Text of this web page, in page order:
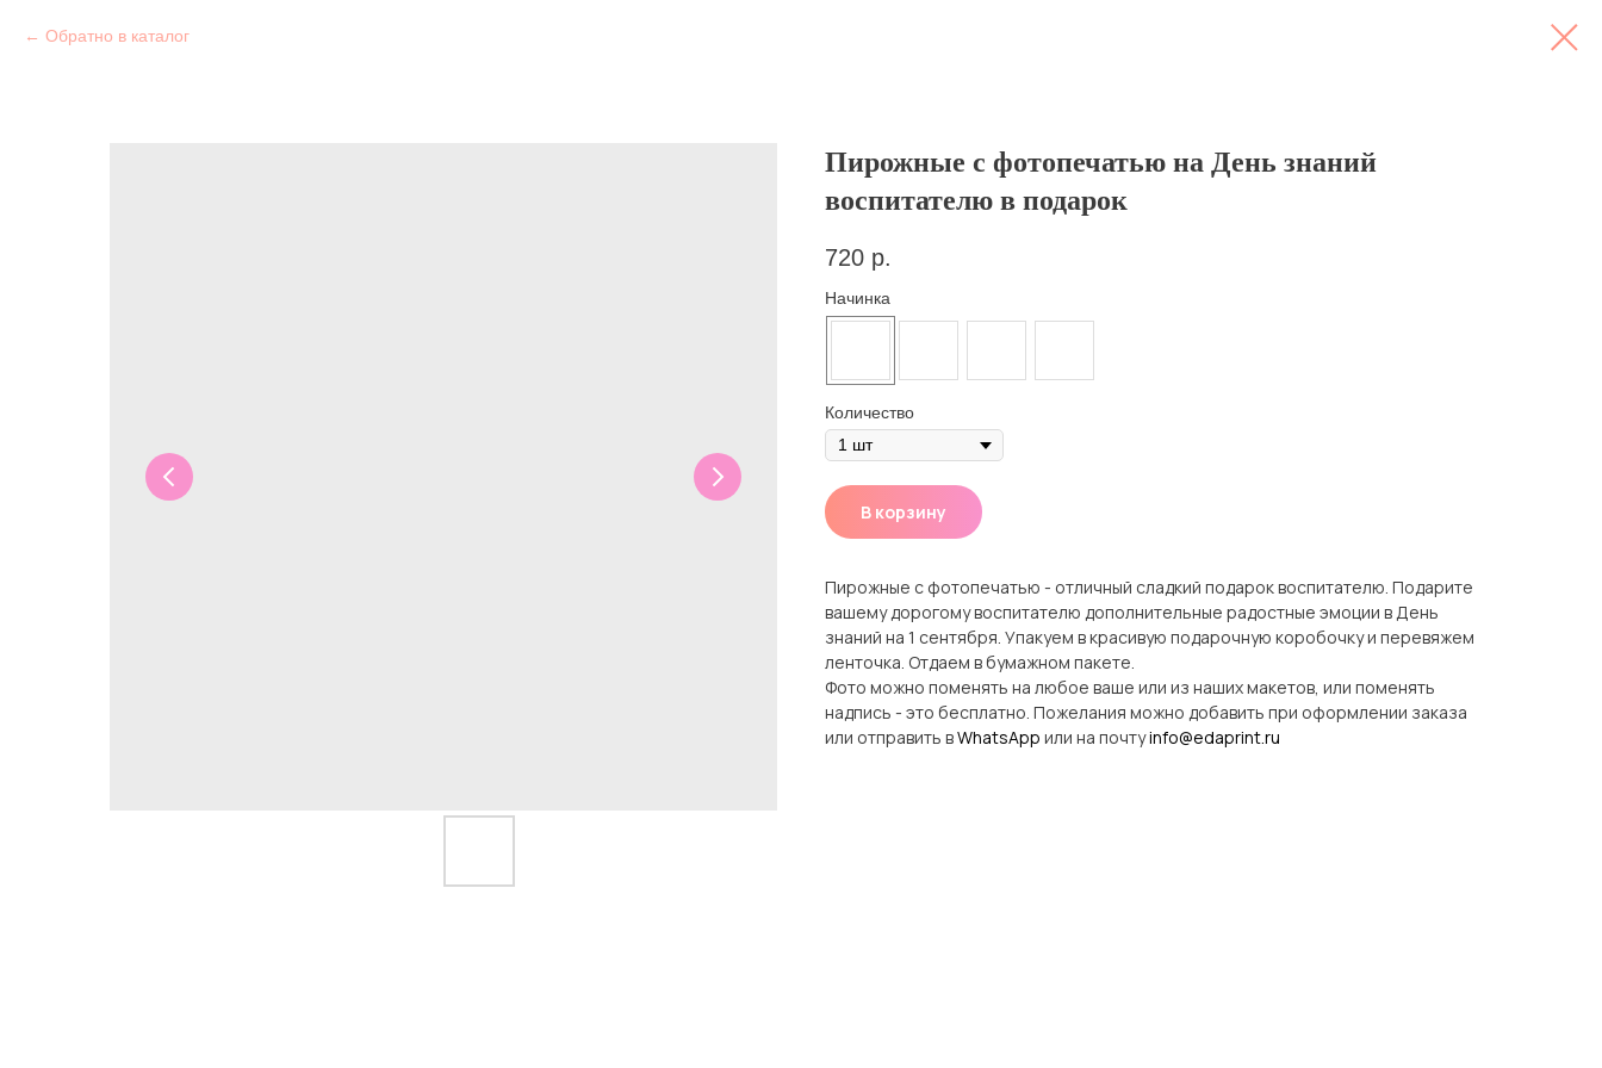
Обратно в каталог
Пирожные с фотопечатью на День знаний
воспитателю в подарок
720 р.
Начинка
Количество
В корзину
Пирожные с фотопечатью - отличный сладкий подарок воспитателю. Подарите
вашему дорогому воспитателю дополнительные радостные эмоции в День
знаний на 1 сентября. Упакуем в красивую подарочную коробочку и перевяжем
ленточка. Отдаем в бумажном пакете.
Фото можно поменять на любое ваше или из наших макетов, или поменять
надпись - это бесплатно. Пожелания можно добавить при оформлении заказа
или отправить вWhatsApp или на почтуinfo@edaprint.ru